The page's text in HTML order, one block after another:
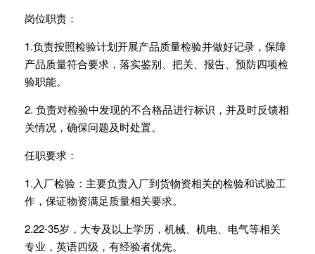
岗位职责：
1.负责按照检验计划开展产品质量检验并做好记录，保障
产品质量符合要求，落实鉴别、把关、报告、预防四项检
验职能。
2. 负责对检验中发现的不合格品进行标识，并及时反馈相
关情况，确保问题及时处置。
任职要求：
1.入厂检验：主要负责入厂到货物资相关的检验和试验工
作，保证物资满足质量相关要求。
2.22-35岁，大专及以上学历，机械、机电、电气等相关
专业，英语四级，有经验者优先。